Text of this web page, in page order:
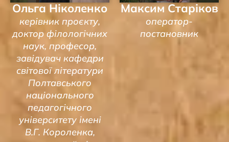
Ольга Ніколенко
керівник проєкту,
доктор філологічних
наук, професор,
завідувач кафедри
світової літератури
Полтавського
національного
педагогічного
університету імені
В.Г. Короленка,
Максим Старіков
оператор-
постановник